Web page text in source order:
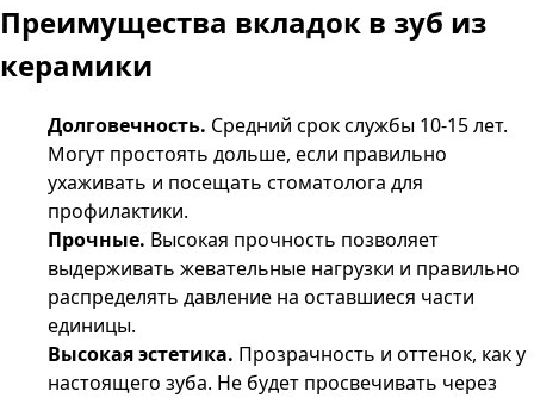
Преимущества вкладок в зуб из
керамики
Долговечность. Средний срок службы 10-15 лет.
Могут простоять дольше, если правильно
ухаживать и посещать стоматолога для
профилактики.
Прочные. Высокая прочность позволяет
выдерживать жевательные нагрузки и правильно
распределять давление на оставшиеся части
единицы.
Высокая эстетика. Прозрачность и оттенок, как у
настоящего зуба. Не будет просвечивать через